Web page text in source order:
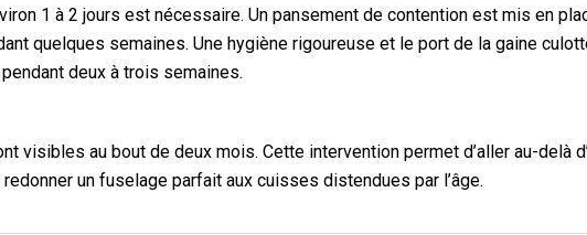
1 à 2 jours est nécessaire. Un pansement de contention est mis en
quelques semaines. Une hygiène rigoureuse et le port de la gaine
deux à trois semaines.
visibles au bout de deux mois. Cette intervention permet d’aller au-delà
un fuselage parfait aux cuisses distendues par l’âge.